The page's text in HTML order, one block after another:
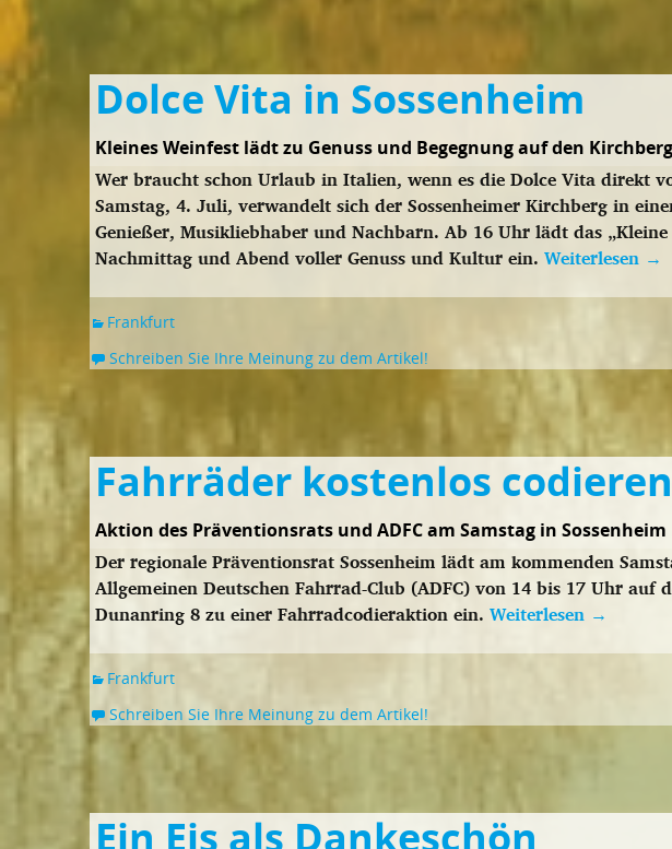
Dolce Vita in Sossenheim
Kleines Weinfest lädt zu Genuss und Begegnung auf den
Wer braucht schon Urlaub in Italien, wenn es die Dolce Vita direkt
Samstag, 4. Juli, verwandelt sich der Sossenheimer Kirchberg in
Genießer, Musikliebhaber und Nachbarn. Ab 16 Uhr lädt das
Nachmittag und Abend voller Genuss und Kultur ein. Weiterlesen →
Frankfurt
Schreiben Sie Ihre Meinung zu dem Artikel!
Fahrräder kostenlos
Aktion des Präventionsrats und ADFC am Samstag in Sossenheim
Der regionale Präventionsrat Sossenheim lädt am kommenden
Allgemeinen Deutschen Fahrrad-Club (ADFC) von 14 bis 17 Uhr auf
Dunanring 8 zu einer Fahrradcodieraktion ein. Weiterlesen →
Frankfurt
Schreiben Sie Ihre Meinung zu dem Artikel!
Ein Eis als Dankeschön